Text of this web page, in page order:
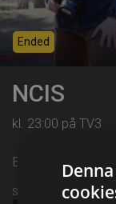
Ended
NCIS
kl. 23:00 på TV3
Episode 3
Sändningsinformation